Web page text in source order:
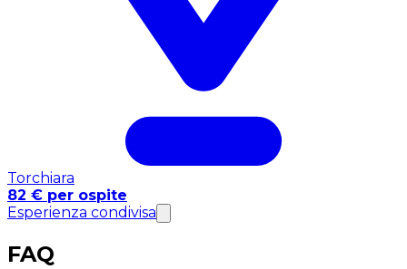
Torchiara
82 € per ospite
Esperienza condivisa
FAQ